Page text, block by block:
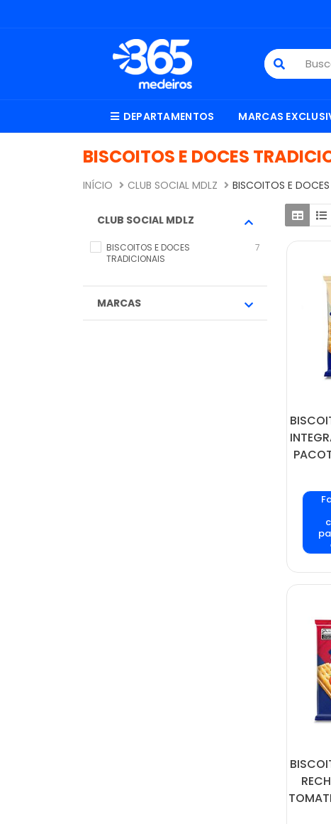
DEPARTAMENTOS MARCAS
BISCOITOS E DOCES
INÍCIO CLUB SOCIAL MDLZ BISCOITOS E
CLUB SOCIAL MDLZ
BISCOITOS E DOCES
TRADICIONAIS
7
MARCAS